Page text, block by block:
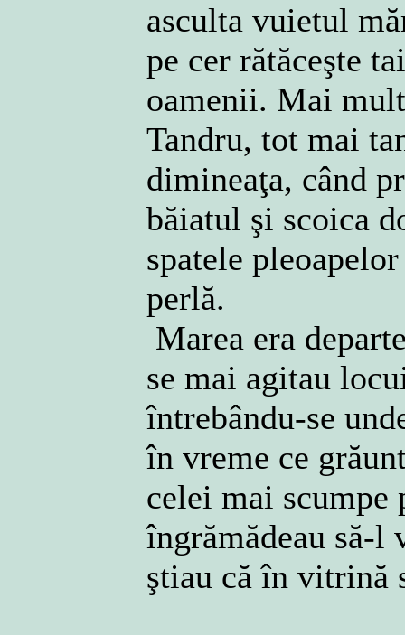
asculta vuietul
pe cer rătăceşte
oamenii. Mai
Tandru, tot mai
dimineaţa, când
băiatul şi scoica
spatele
perlă.
Marea era
se mai agitau
întrebându-se
în vreme ce
celei mai scumpe
îngrămădeau să-l
ştiau că în vitrină